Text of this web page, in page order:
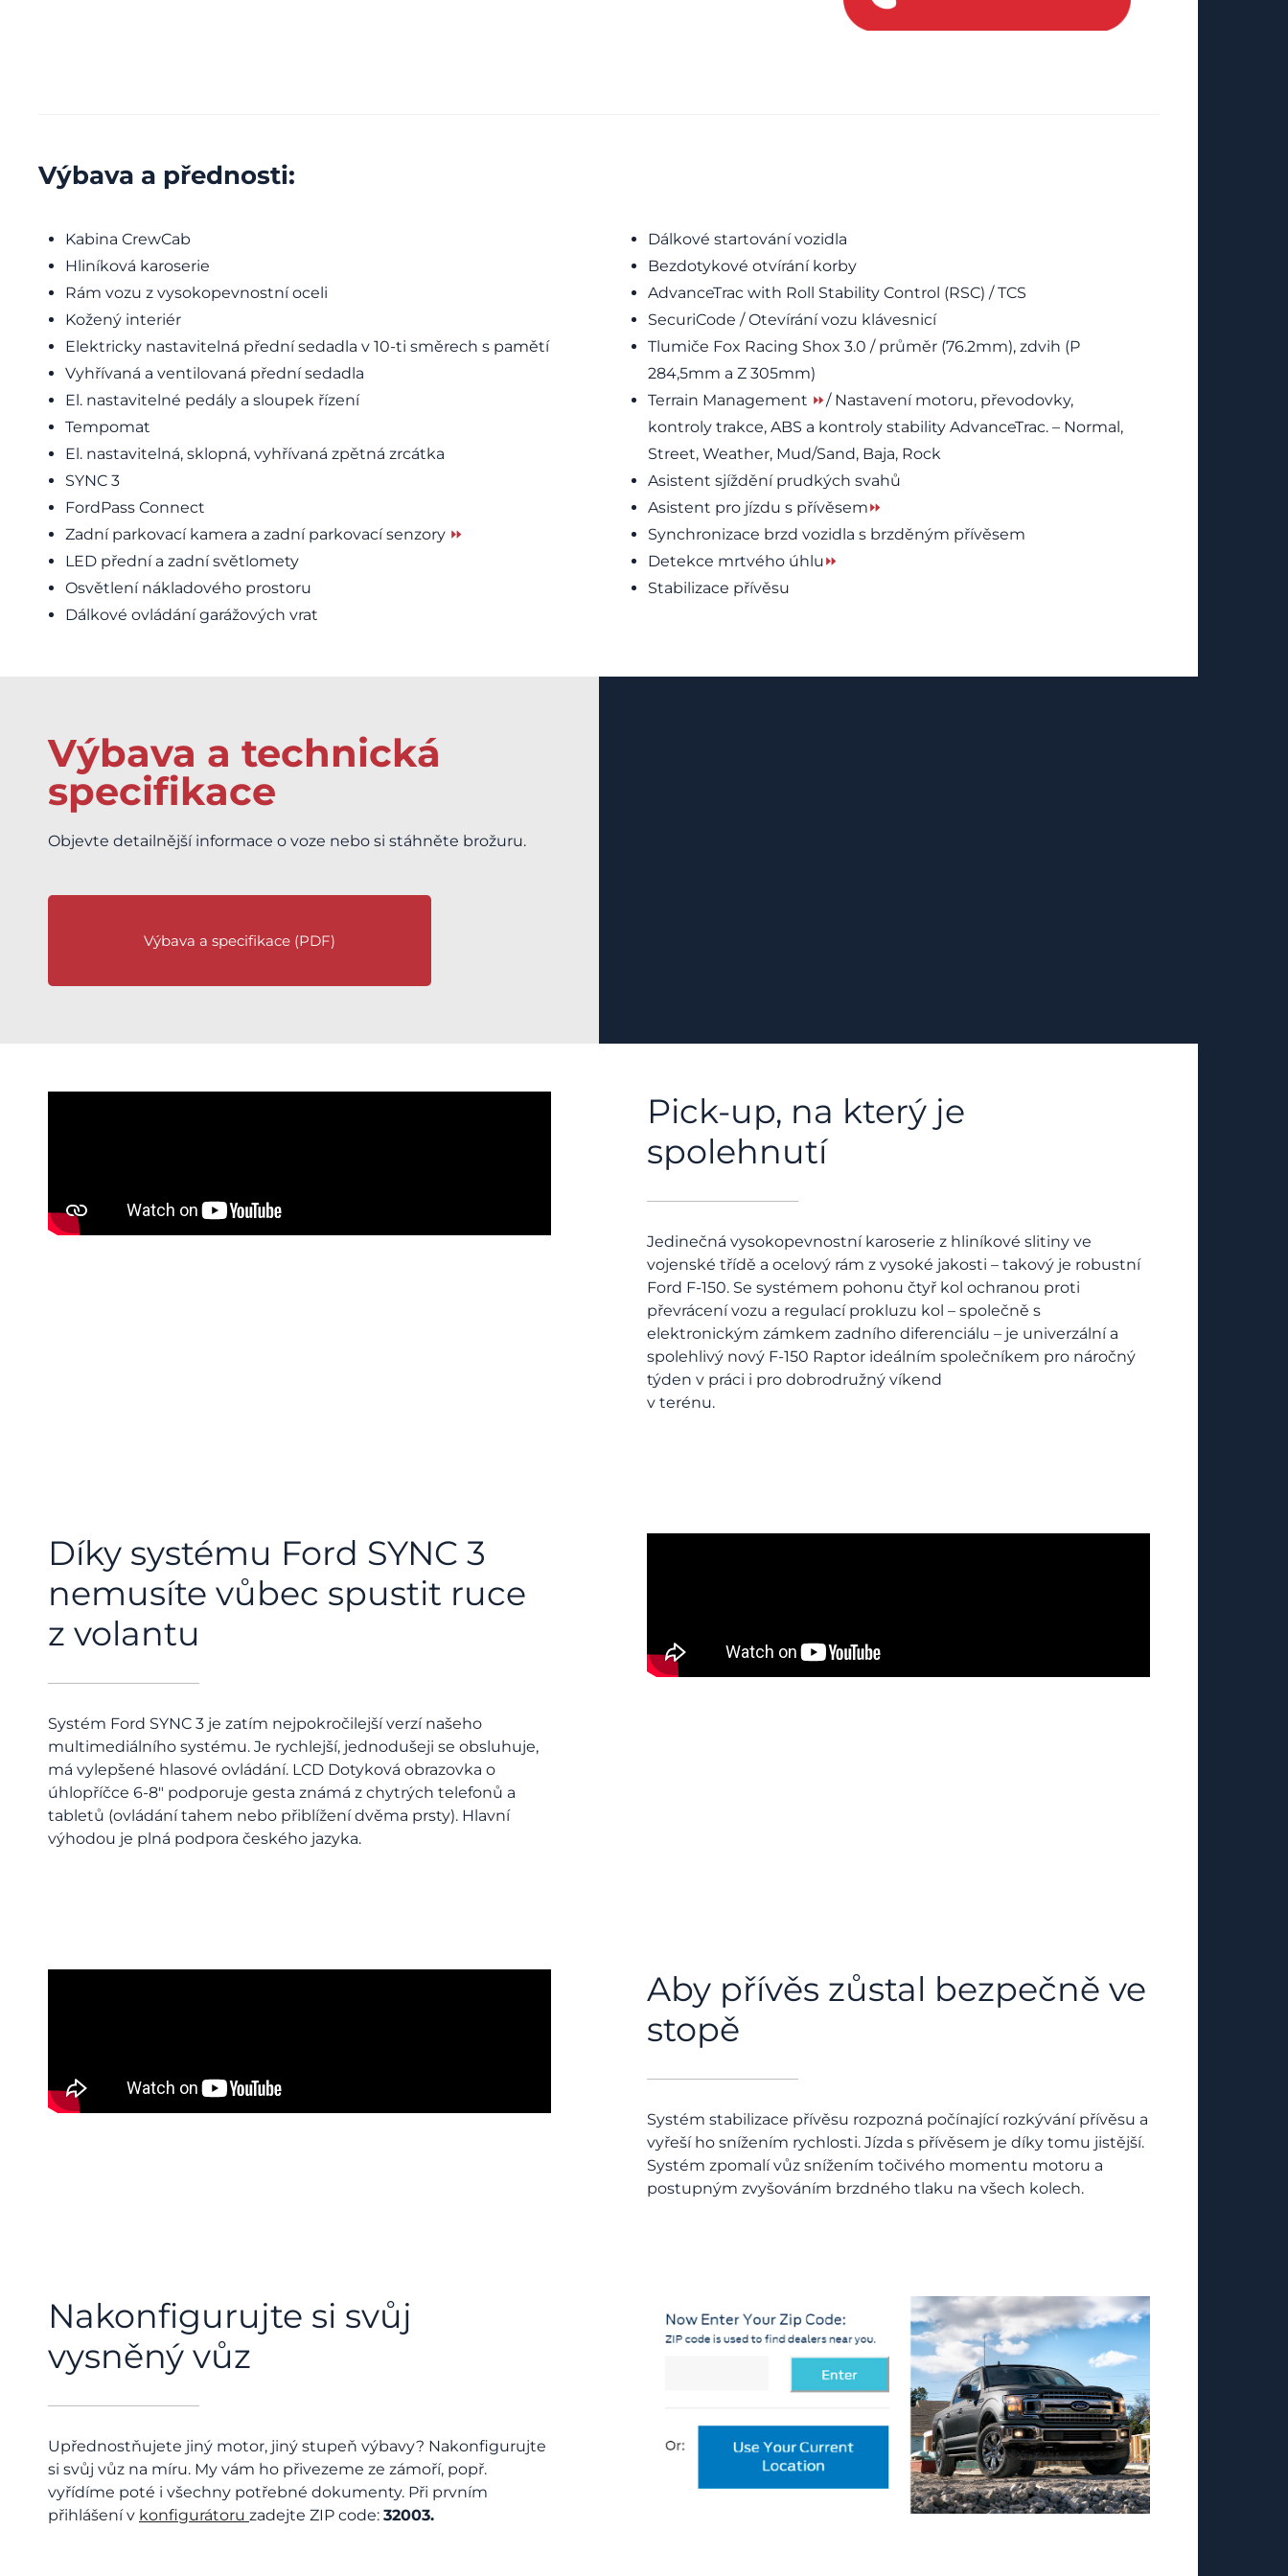
Výbava a přednosti:
Kabina CrewCab
Hliníková karoserie
Rám vozu z vysokopevnostní oceli
Kožený interiér
Elektricky nastavitelná přední sedadla v 10-ti směrech s pamětí
Vyhřívaná a ventilovaná přední sedadla
El. nastavitelné pedály a sloupek řízení
Tempomat
El. nastavitelná, sklopná, vyhřívaná zpětná zrcátka
SYNC 3
FordPass Connect
Zadní parkovací kamera a zadní parkovací senzory ⏩
LED přední a zadní světlomety
Osvětlení nákladového prostoru
Dálkové ovládání garážových vrat
Dálkové startování vozidla
Bezdotykové otvírání korby
AdvanceTrac with Roll Stability Control (RSC) / TCS
SecuriCode / Otevírání vozu klávesnicí
Tlumiče Fox Racing Shox 3.0 / průměr (76.2mm), zdvih (P
284,5mm a Z 305mm)
Terrain Management ⏩/ Nastavení motoru, převodovky,
kontroly trakce, ABS a kontroly stability AdvanceTrac. – Normal,
Street, Weather, Mud/Sand, Baja, Rock
Asistent sjíždění prudkých svahů
Asistent pro jízdu s přívěsem⏩
Synchronizace brzd vozidla s brzděným přívěsem
Detekce mrtvého úhlu⏩
Stabilizace přívěsu
Výbava a technická
specifikace
Objevte detailnější informace o voze nebo si stáhněte brožuru.
Výbava a specifikace (PDF)
Pick-up, na který je
spolehnutí
Jedinečná vysokopevnostní karoserie z hliníkové slitiny ve
vojenské třídě a ocelový rám z vysoké jakosti – takový je robustní
Ford F-150. Se systémem pohonu čtyř kol ochranou proti
převrácení vozu a regulací prokluzu kol – společně s
elektronickým zámkem zadního diferenciálu – je univerzální a
spolehlivý nový F-150 Raptor ideálním společníkem pro náročný
týden v práci i pro dobrodružný víkend
v terénu.
Díky systému Ford SYNC 3
nemusíte vůbec spustit ruce
z volantu
Systém Ford SYNC 3 je zatím nejpokročilejší verzí našeho
multimediálního systému. Je rychlejší, jednodušeji se obsluhuje,
má vylepšené hlasové ovládání. LCD Dotyková obrazovka o
úhlopříčce 6-8″ podporuje gesta známá z chytrých telefonů a
tabletů (ovládání tahem nebo přiblížení dvěma prsty). Hlavní
výhodou je plná podpora českého jazyka.
Aby přívěs zůstal bezpečně ve
stopě
Systém stabilizace přívěsu rozpozná počínající rozkývání přívěsu a
vyřeší ho snížením rychlosti. Jízda s přívěsem je díky tomu jistější.
Systém zpomalí vůz snížením točivého momentu motoru a
postupným zvyšováním brzdného tlaku na všech kolech.
Nakonfigurujte si svůj
vysněný vůz
Upřednostňujete jiný motor, jiný stupeň výbavy? Nakonfigurujte
si svůj vůz na míru. My vám ho přivezeme ze zámoří, popř.
vyřídíme poté i všechny potřebné dokumenty. Při prvním
přihlášení v konfigurátoru zadejte ZIP code: 32003.